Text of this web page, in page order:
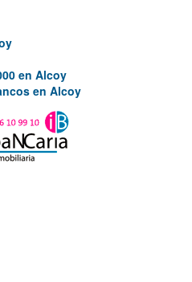
en Alcoy
en Alcoy